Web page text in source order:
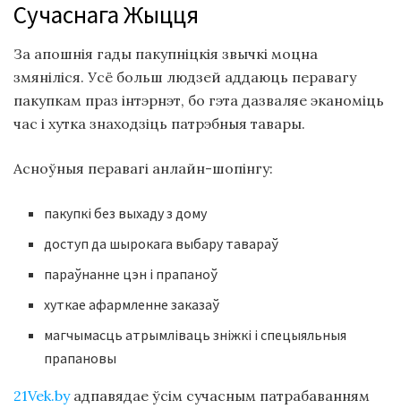
Сучаснага Жыцця
За апошнія гады пакупніцкія звычкі моцна
змяніліся. Усё больш людзей аддаюць перавагу
пакупкам праз інтэрнэт, бо гэта дазваляе эканоміць
час і хутка знаходзіць патрэбныя тавары.
Асноўныя перавагі анлайн-шопінгу:
пакупкі без выхаду з дому
доступ да шырокага выбару тавараў
параўнанне цэн і прапаноў
хуткае афармленне заказаў
магчымасць атрымліваць зніжкі і спецыяльныя
прапановы
21Vek.byадпавядае ўсім сучасным патрабаванням